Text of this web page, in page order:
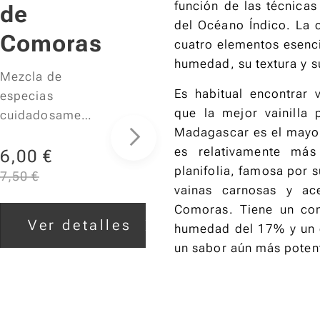
de
Comoras
Mezcla de
especias
cuidadosament
para realzar tus
platos de pollo,
tu delicioso
pilaf.
6,00 €
7,50€
Ver detalles
función de las
del Océano Índico. La
cuatro elementos
humedad, su textura y
Es habitual encontrar
que la mejor vainilla
Madagascar es el
es relativamente
planifolia, famosa por
vainas carnosas y
Comoras. Tiene un
humedad del 17% y
un sabor aún más